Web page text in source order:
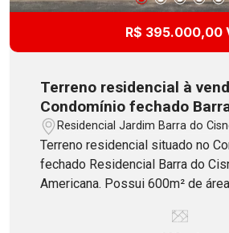
R$ 395.000,00
Terreno residencial à
Condomínio fechado
Americana/SP com 600m²
Residencial Jardim Barra do
Americana/SP
Terreno residencial situado no
fechado Residencial Barra do
Americana. Possui 600m² de
localizado, em aclive, com vista